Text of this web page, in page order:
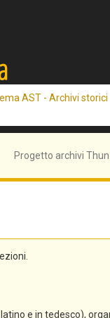
AST - Archivi
Progetto archivi Thun
e in tedesco),